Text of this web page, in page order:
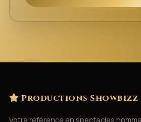
Productions Showbizz
Votre référence en spectacles